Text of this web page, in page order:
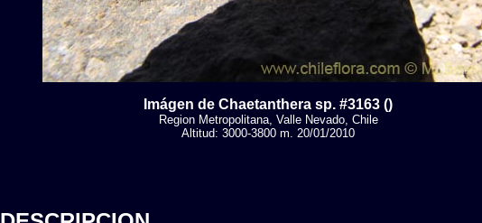
Imágen de Chaetanthera sp. #3163 ()
Region Metropolitana, Valle Nevado, Chile
Altitud: 3000-3800 m. 20/01/2010